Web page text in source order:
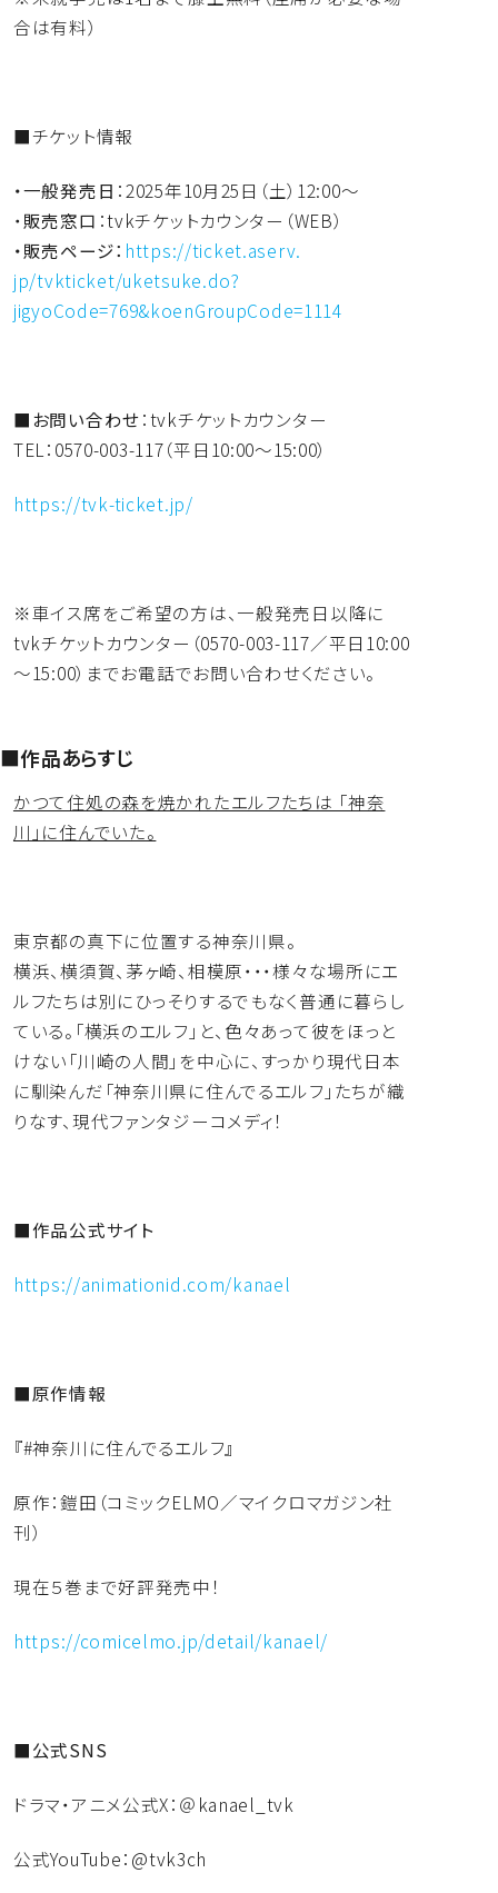
合は有料）
■チケット情報
・一般発売日 ：2025年10月25日（土）12:00～
・販売窓口 ：tvkチケットカウンター（WEB）
・販売ページ： https://ticket.aserv.
jp/tvkticket/uketsuke.do?
jigyoCode=769&koenGroupCode=1114
■お問い合わせ：tvkチケットカウンター
TEL：0570-003-117（平日10:00～15:00）
https://tvk-ticket.jp/
※車イス席をご希望の方は、 一般発売日以降に
tvkチケットカウンター（0570-003-117／平日10:00
～15:00） までお電話でお問い合わせください。
■作品あらすじ
かつて住処の森を焼かれたエルフたちは―― 「神奈
川」に住んでいた。
東京都の真下に位置する神奈川県。
横浜、横須賀、茅ヶ崎、相模原・・・様々な場所にエ
ルフたちは別にひっそりするでもなく普通に暮らし
ている。「横浜のエルフ」と、色々あって彼をほっと
けない「川崎の人間」を中心に、すっかり現代日本
に馴染んだ「神奈川県に住んでるエルフ」たちが織
りなす、 現代ファンタジーコメディ！
■作品公式サイト
https://animationid.com/kanael
■原作情報
『#神奈川に住んでるエルフ』
原作：鎧田（コミックELMO／マイクロマガジン社
刊）
現在５巻まで好評発売中！
https://comicelmo.jp/detail/kanael/
■公式SNS
ドラマ・アニメ公式X：＠kanael_tvk
公式YouTube：@tvk3ch